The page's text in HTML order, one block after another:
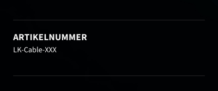
ARTIKELNUMMER
LK-Cable-XXX